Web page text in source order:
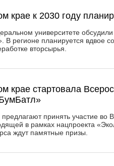
крае к 2030 году
университете
В регионе планируется вдвое
вторсырья.
крае стартовала
принять участие во
в рамках нацпроекта
ждут памятные призы.